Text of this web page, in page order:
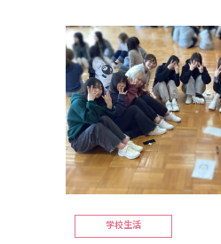
学校生活